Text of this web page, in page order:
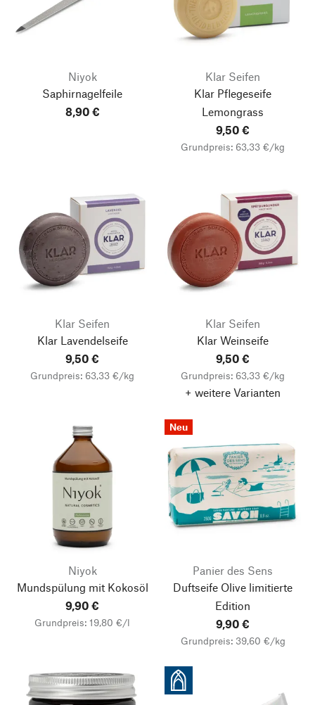
Niyok
Saphirnagelfeile
8,90 €
Klar Seifen
Klar Pflegeseife
Lemongrass
9,50 €
Grundpreis: 63,33 €/kg
Klar Seifen
Klar Lavendelseife
9,50 €
Grundpreis: 63,33 €/kg
Klar Seifen
Klar Weinseife
9,50 €
Grundpreis: 63,33 €/kg
+ weitere Varianten
Niyok
Mundspülung mit Kokosöl
9,90 €
Grundpreis: 19,80 €/l
Neu
Panier des Sens
Duftseife Olive limitierte
Edition
9,90 €
Grundpreis: 39,60 €/kg